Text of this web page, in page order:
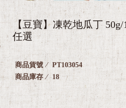
【豆寶】凍乾地瓜丁
任選
商品貨號
PT103054
商品庫存
18